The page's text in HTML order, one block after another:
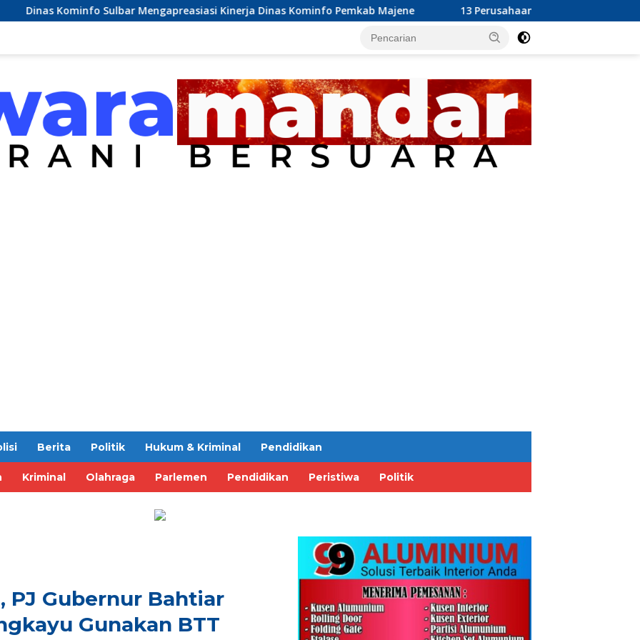
Mengapreasiasi Kinerja Dinas Kominfo Pemkab Majene 13 Perusahaan Pabrik Kelapa Sawit (PKS) yang
Berita Politik Hukum & Kriminal Pendidikan
Kriminal Olahraga Parlemen Pendidikan Peristiwa Politik
PJ Gubernur Bahtiar
Gunakan BTT